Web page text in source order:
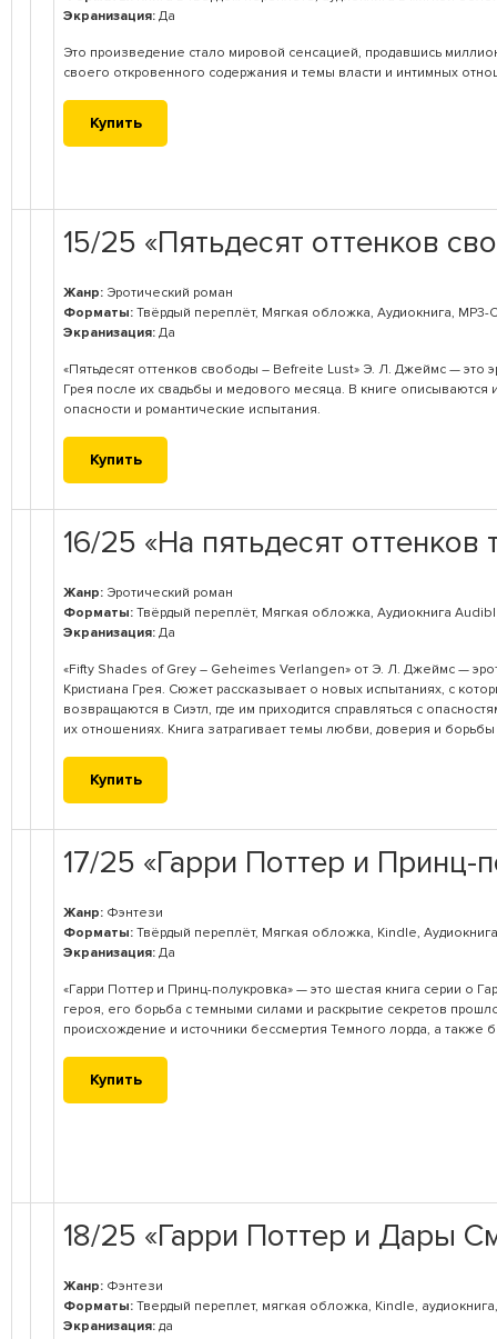
Экранизация: Да
Это произведение стало мировой сенсацией, продавшись
своего откровенного содержания и темы власти и интимных
Купить
15/25 «Пятьдесят оттенков
Жанр: Эротический роман
Форматы: Твёрдый переплёт, Мягкая обложка, Аудиокнига, MP3-
Экранизация: Да
«Пятьдесят оттенков свободы – Befreite Lust» Э. Л. Джеймс — это
Грея после их свадьбы и медового месяца. В книге
опасности и романтические испытания.
Купить
16/25 «На пятьдесят
Жанр: Эротический роман
Форматы: Твёрдый переплёт, Мягкая обложка, Аудиокнига
Экранизация: Да
«Fifty Shades of Grey – Geheimes Verlangen» от Э. Л. Джеймс —
Кристиана Грея. Сюжет рассказывает о новых испытаниях, с
возвращаются в Сиэтл, где им приходится справляться с
их отношениях. Книга затрагивает темы любви, доверия и
Купить
17/25 «Гарри Поттер и
Жанр: Фэнтези
Форматы: Твёрдый переплёт, Мягкая обложка, Kindle,
Экранизация: Да
«Гарри Поттер и Принц-полукровка» — это шестая книга серии о
героя, его борьба с темными силами и раскрытие секретов
происхождение и источники бессмертия Темного лорда, а также
Купить
18/25 «Гарри Поттер и Дары
Жанр: Фэнтези
Форматы: Твердый переплет, мягкая обложка, Kindle,
Экранизация: да